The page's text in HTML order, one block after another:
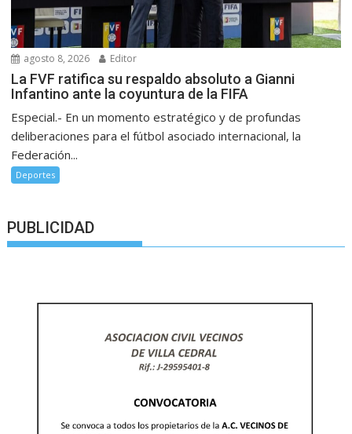
agosto 8, 2026 Editor
La FVF ratifica su respaldo absoluto a Gianni
Infantino ante la coyuntura de la FIFA
Especial.- En un momento estratégico y de profundas
deliberaciones para el fútbol asociado internacional, la
Federación...
Deportes
PUBLICIDAD